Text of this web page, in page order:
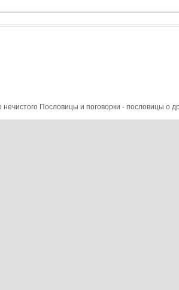
нечистого Пословицы и поговорки - пословицы